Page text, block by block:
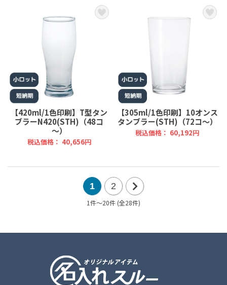
【420ml/1色印刷】T型タン
ブラーN420(STH)（48コ
～）
税込価格： 40,656円
【305ml/1色印刷】10オンス
タンブラー(STH)（72コ～）
税込価格： 60,192円
1
2
次
1件～20件 (全28件)